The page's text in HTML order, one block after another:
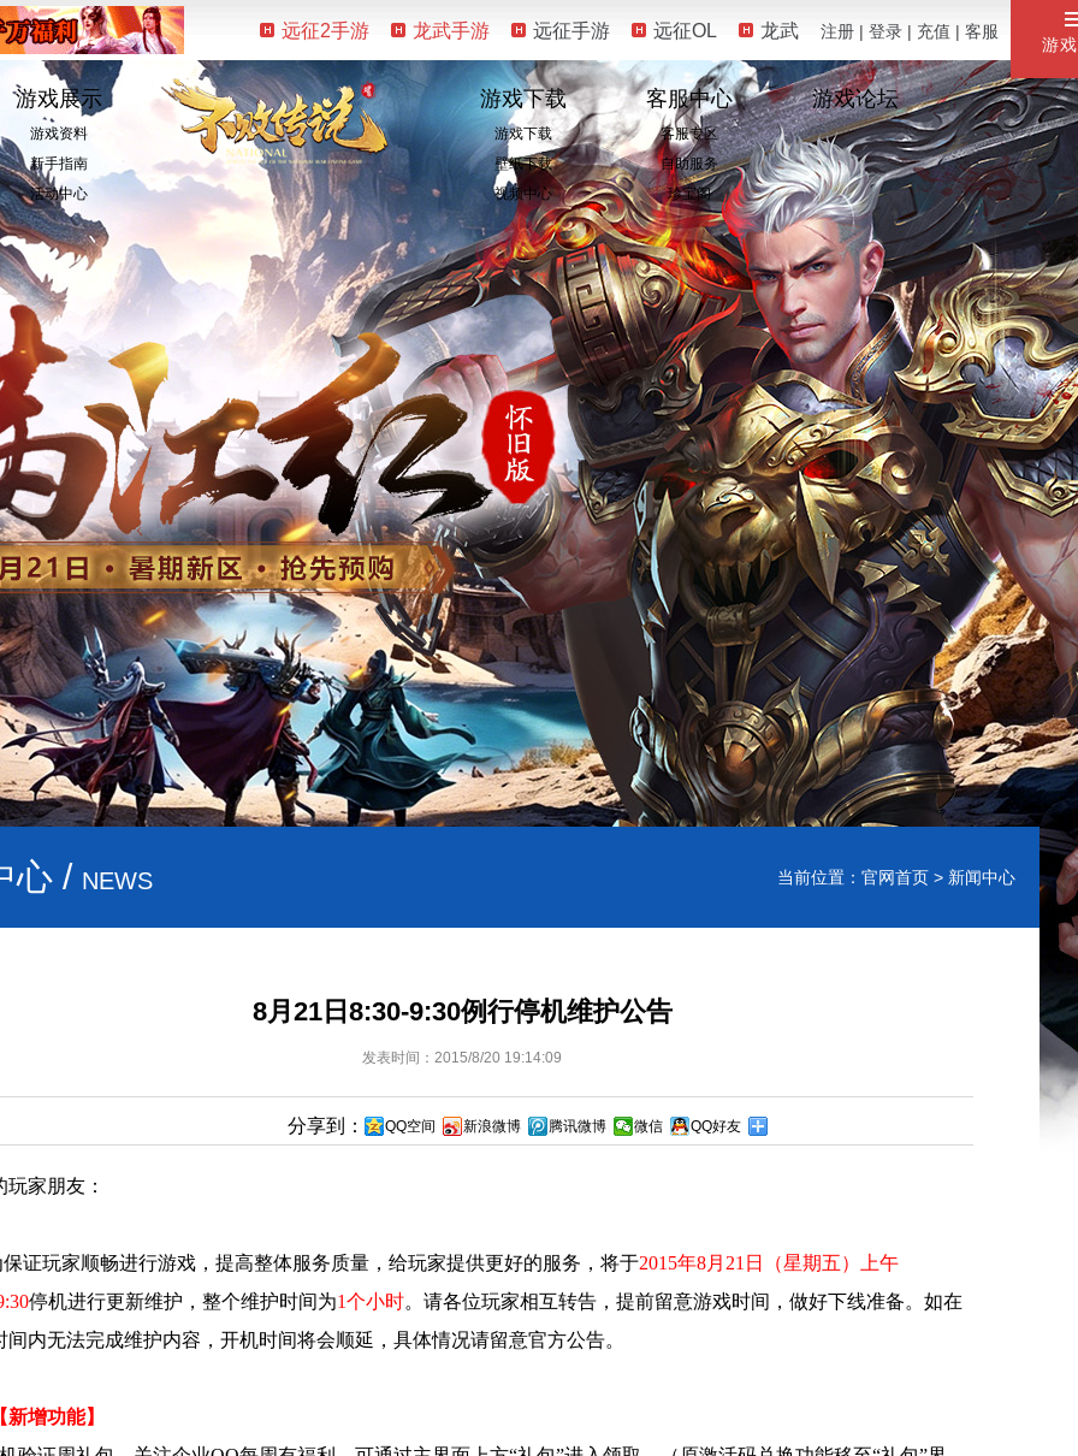
游
远征2手游 龙武手游 远征手游 远征OL 龙武 注册 | 登录 | 充值 | 客服
游戏展示
游戏资料
新手指南
活动中心
游戏下载
游戏下载
壁纸下载
视频中心
客服中心
客服专区
自助服务
珍宝阁
游戏论坛
心 / NEWS 当前位置： 官网首页 > 新闻中心
8月21日8:30-9:30例行停机维护公告
发表时间：2015/8/20 19:14:09
分享到： QQ空间 新浪微博 腾讯微博 微信 QQ好友
玩家朋友：
玩家顺畅进行游戏，提高整体服务质量，给玩家提供更好的服务，将于2015年8月21日（星期五）上午
停机进行更新维护，整个维护时间为1个小时。请各位玩家相互转告，提前留意游戏时间，做好下线准备。如在
间内无法完成维护内容，开机时间将会顺延，具体情况请留意官方公告。
新增功能】